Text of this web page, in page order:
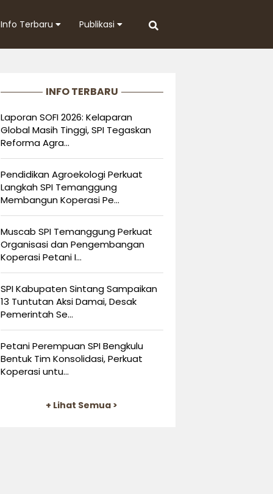
Info Terbaru Publikasi
INFO TERBARU
Laporan SOFI 2026: Kelaparan
Global Masih Tinggi, SPI Tegaskan
Reforma Agra...
Pendidikan Agroekologi Perkuat
Langkah SPI Temanggung
Membangun Koperasi Pe...
Muscab SPI Temanggung Perkuat
Organisasi dan Pengembangan
Koperasi Petani I...
SPI Kabupaten Sintang Sampaikan
13 Tuntutan Aksi Damai, Desak
Pemerintah Se...
Petani Perempuan SPI Bengkulu
Bentuk Tim Konsolidasi, Perkuat
Koperasi untu...
+ Lihat Semua >